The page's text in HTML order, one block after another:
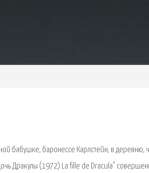
бабушке, баронессе Карлстейн, в деревню,
Дракулы (1972) La fille de Dracula"